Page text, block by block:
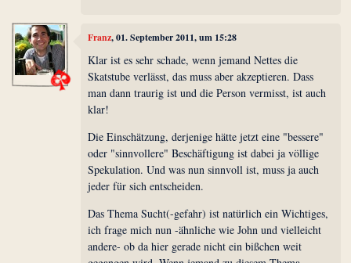
Franz, 01. September 2011, um 15:28
Klar ist es sehr schade, wenn jemand Nettes die
Skatstube verlässt, das muss aber akzeptieren. Dass
man dann traurig ist und die Person vermisst, ist auch
klar!
Die Einschätzung, derjenige hätte jetzt eine "bessere"
oder "sinnvollere" Beschäftigung ist dabei ja völlige
Spekulation. Und was nun sinnvoll ist, muss ja auch
jeder für sich entscheiden.
Das Thema Sucht(-gefahr) ist natürlich ein Wichtiges,
ich frage mich nun -ähnliche wie John und vielleicht
andere- ob da hier gerade nicht ein bißchen weit